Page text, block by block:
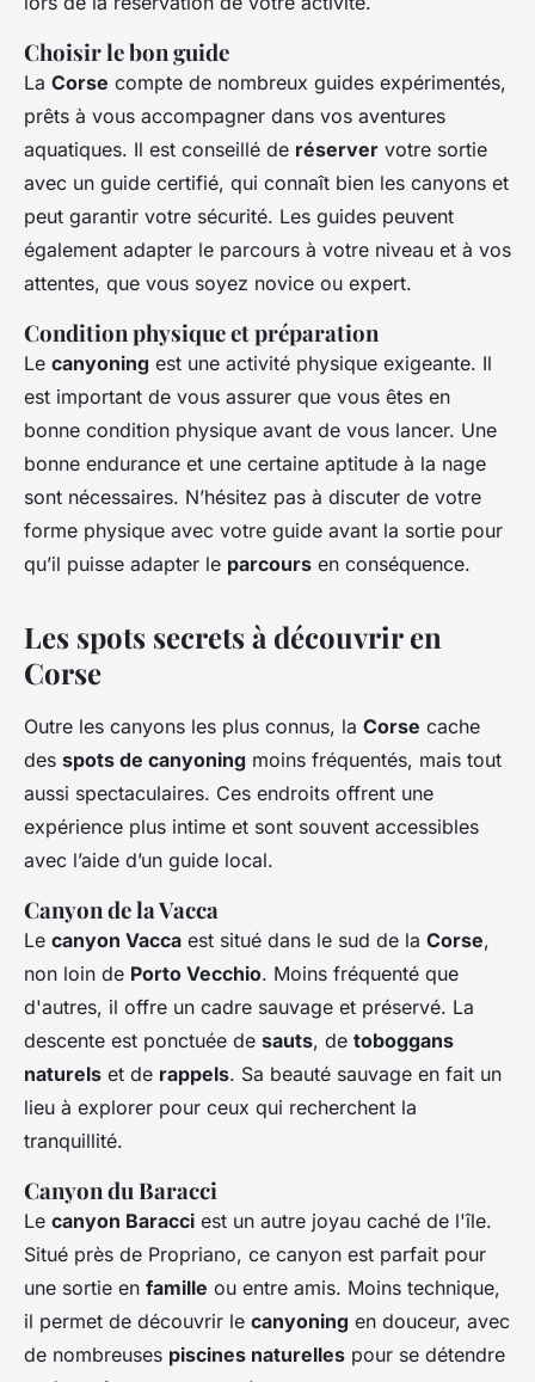
Choisir le bon guide
La Corse compte de nombreux guides expérimentés,
prêts à vous accompagner dans vos aventures
aquatiques. Il est conseillé de réserver votre sortie
avec un guide certifié, qui connaît bien les canyons et
peut garantir votre sécurité. Les guides peuvent
également adapter le parcours à votre niveau et à vos
attentes, que vous soyez novice ou expert.
Condition physique et préparation
Le canyoning est une activité physique exigeante. Il
est important de vous assurer que vous êtes en
bonne condition physique avant de vous lancer. Une
bonne endurance et une certaine aptitude à la nage
sont nécessaires. N’hésitez pas à discuter de votre
forme physique avec votre guide avant la sortie pour
qu’il puisse adapter le parcours en conséquence.
Les spots secrets à découvrir en
Corse
Outre les canyons les plus connus, la Corse cache
des spots de canyoning moins fréquentés, mais tout
aussi spectaculaires. Ces endroits offrent une
expérience plus intime et sont souvent accessibles
avec l’aide d’un guide local.
Canyon de la Vacca
Le canyon Vacca est situé dans le sud de la Corse,
non loin de Porto Vecchio. Moins fréquenté que
d'autres, il offre un cadre sauvage et préservé. La
descente est ponctuée de sauts, de toboggans
naturels et de rappels. Sa beauté sauvage en fait un
lieu à explorer pour ceux qui recherchent la
tranquillité.
Canyon du Baracci
Le canyon Baracci est un autre joyau caché de l'île.
Situé près de Propriano, ce canyon est parfait pour
une sortie en famille ou entre amis. Moins technique,
il permet de découvrir le canyoning en douceur, avec
de nombreuses piscines naturelles pour se détendre